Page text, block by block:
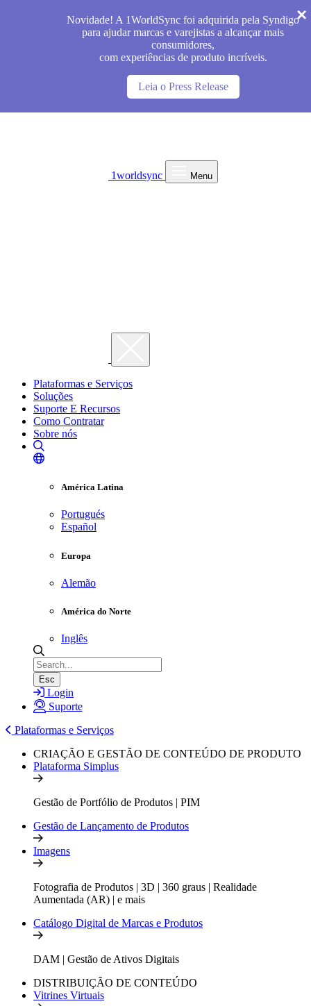
Novidade! A 1WorldSync foi adquirida pela Syndigo
para ajudar marcas e varejistas a alcançar mais
consumidores,
com experiências de produto incríveis.
Leia o Press Release
1worldsync Menu
Plataformas e Serviços
Soluções
Suporte E Recursos
Como Contratar
Sobre nós
América Latina
Portugués
Español
Europa
Alemão
América do Norte
Inglês
Esc
Login
Suporte
Plataformas e Serviços
CRIAÇÃO E GESTÃO DE CONTEÚDO DE PRODUTO
Plataforma Simplus
Gestão de Portfólio de Produtos | PIM
Gestão de Lançamento de Produtos
Imagens
Fotografia de Produtos | 3D | 360 graus | Realidade
Aumentada (AR) | e mais
Catálogo Digital de Marcas e Produtos
DAM | Gestão de Ativos Digitais
DISTRIBUIÇÃO DE CONTEÚDO
Vitrines Virtuais